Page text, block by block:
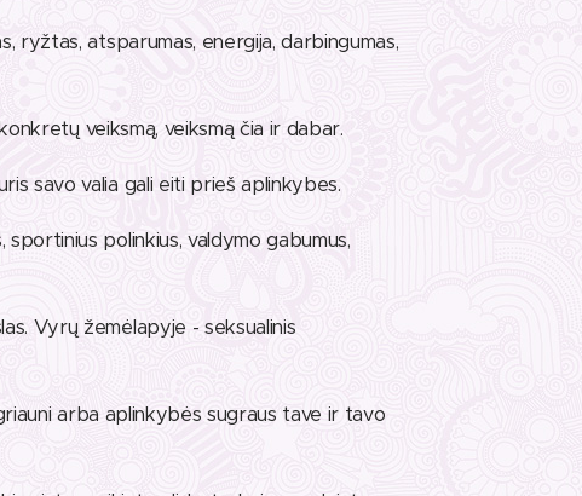
ryžtas, atsparumas, energija, darbingumas,
veiksmą, veiksmą čia ir dabar.
savo valia gali eiti prieš aplinkybes.
polinkius, valdymo gabumus,
Vyrų žemėlapyje - seksualinis
arba aplinkybės sugraus tave ir tavo